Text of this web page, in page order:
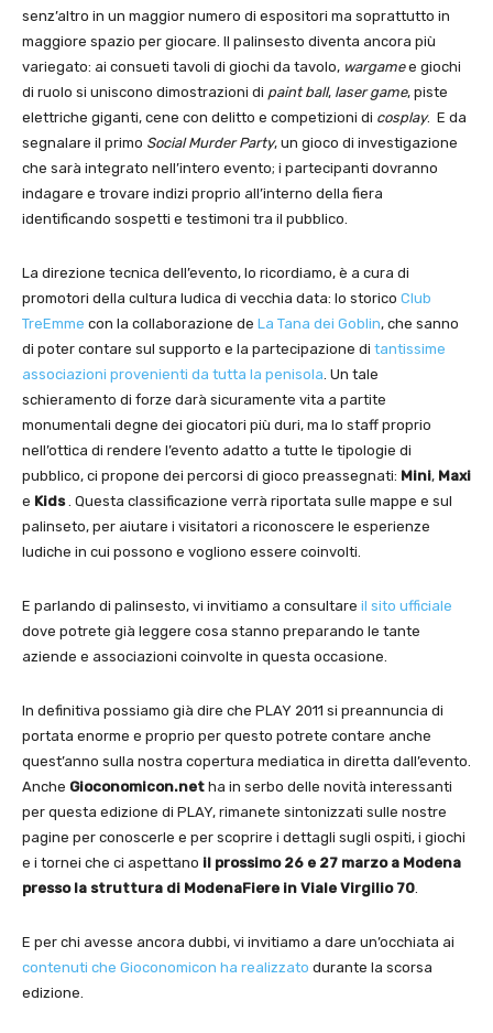
senz’altro in un maggior numero di espositori ma soprattutto in
maggiore spazio per giocare. Il palinsesto diventa ancora più
variegato: ai consueti tavoli di giochi da tavolo, wargamee giochi
di ruolo si uniscono dimostrazioni di paint ball, laser game, piste
elettriche giganti, cene con delitto e competizioni di cosplay. E da
segnalare il primo Social Murder Party, un gioco di investigazione
che sarà integrato nell’intero evento; i partecipanti dovranno
indagare e trovare indizi proprio all’interno della fiera
identificando sospetti e testimoni tra il pubblico.
La direzione tecnica dell’evento, lo ricordiamo, è a cura di
promotori della cultura ludica di vecchia data: lo storico Club
TreEmme con la collaborazione de La Tana dei Goblin, che sanno
di poter contare sul supporto e la partecipazione di tantissime
associazioni provenienti da tutta la penisola. Un tale
schieramento di forze darà sicuramente vita a partite
monumentali degne dei giocatori più duri, ma lo staff proprio
nell’ottica di rendere l’evento adatto a tutte le tipologie di
pubblico, ci propone dei percorsi di gioco preassegnati: Mini, Maxi
e Kids. Questa classificazione verrà riportata sulle mappe e sul
palinseto, per aiutare i visitatori a riconoscere le esperienze
ludiche in cui possono e vogliono essere coinvolti.
E parlando di palinsesto, vi invitiamo a consultare il sito ufficiale
dove potrete già leggere cosa stanno preparando le tante
aziende e associazioni coinvolte in questa occasione.
In definitiva possiamo già dire che PLAY 2011 si preannuncia di
portata enorme e proprio per questo potrete contare anche
quest’anno sulla nostra copertura mediatica in diretta dall’evento.
Anche Gioconomicon.net ha in serbo delle novità interessanti
per questa edizione di PLAY, rimanete sintonizzati sulle nostre
pagine per conoscerle e per scoprire i dettagli sugli ospiti, i giochi
e i tornei che ci aspettano il prossimo 26 e 27 marzo a Modena
presso la struttura di ModenaFiere in Viale Virgilio 70.
E per chi avesse ancora dubbi, vi invitiamo a dare un’occhiata ai
contenuti che Gioconomicon ha realizzato durante la scorsa
edizione.